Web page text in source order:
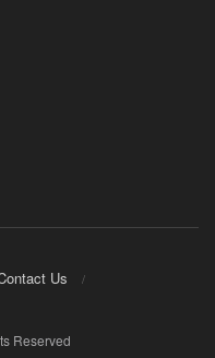
Us
Reserved